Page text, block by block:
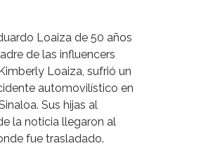
Loaiza de 50 años
de las influencers
Loaiza, sufrió un
automovilístico en
Sus hijas al
la noticia llegaron al
fue trasladado.